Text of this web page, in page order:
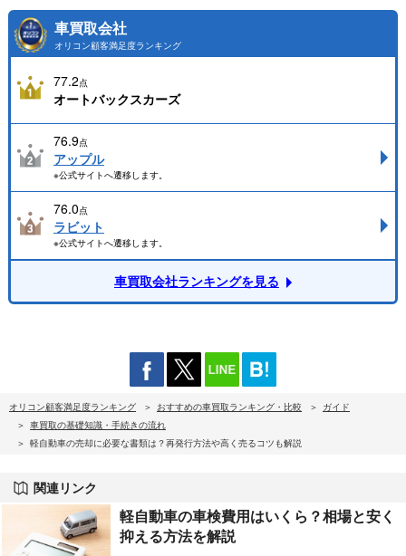
車買取会社
オリコン顧客満足度ランキング
77.2点
オートバックスカーズ
76.9点
アップル
※公式サイトへ遷移します。
76.0点
ラビット
※公式サイトへ遷移します。
車買取会社ランキングを見る
オリコン顧客満足度ランキング おすすめの車買取ランキング・比較
ガイド
車買取の基礎知識・手続きの流れ
軽自動車の売却に必要な書類は？再発行方法や高く売るコツも解説
関連リンク
軽自動車の車検費用はいくら？相場と安く
抑える方法を解説